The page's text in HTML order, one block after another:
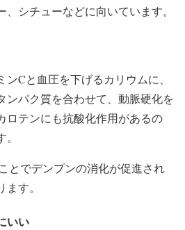
、シチューなどに向いています。
Cと血圧を下げるカリウムに、
ンパク質を合わせて、動脈硬化を
ロテンにも抗酸化作用があるの
とでデンプンの消化が促進され
す。
いい